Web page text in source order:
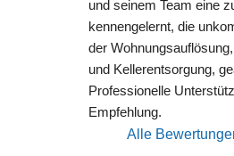
und seinem Team eine
kennengelernt, die
der
und Kellerentsorgung,
Professionelle
Empfehlung.
Alle